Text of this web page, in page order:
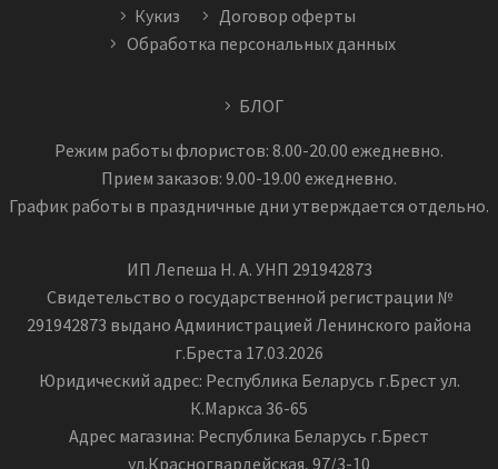
Кукиз
Договор оферты
Обработка персональных данных
БЛОГ
Режим работы флористов: 8.00-20.00 ежедневно.
Прием заказов: 9.00-19.00 ежедневно.
График работы в праздничные дни утверждается отдельно.
ИП Лепеша Н. А. УНП 291942873
Свидетельство о государственной регистрации №
291942873 выдано Администрацией Ленинского района
г.Бреста 17.03.2026
Юридический адрес: Республика Беларусь г.Брест ул.
К.Маркса 36-65
Адрес магазина: Республика Беларусь г.Брест
ул.Красногвардейская, 97/3-10